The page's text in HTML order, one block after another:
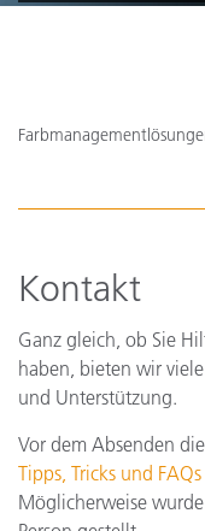
Kontakt
Ganz gleich, ob Sie
haben, bieten wir
und Unterstützung.
Vor dem Absenden
Tipps, Tricks und FAQs
Möglicherweise